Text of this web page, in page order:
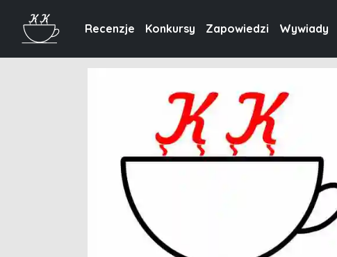
Recenzje Konkursy Zapowiedzi Wywiady